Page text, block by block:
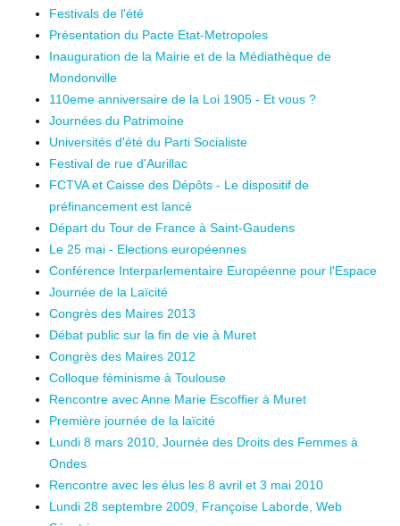
Festivals de l'été
Présentation du Pacte Etat-Metropoles
Inauguration de la Mairie et de la Médiathèque de
Mondonville
110eme anniversaire de la Loi 1905 - Et vous ?
Journées du Patrimoine
Universités d'été du Parti Socialiste
Festival de rue d'Aurillac
FCTVA et Caisse des Dépôts - Le dispositif de
préfinancement est lancé
Départ du Tour de France à Saint-Gaudens
Le 25 mai - Elections européennes
Conférence Interparlementaire Européenne pour l'Espace
Journée de la Laïcité
Congrès des Maires 2013
Débat public sur la fin de vie à Muret
Congrès des Maires 2012
Colloque féminisme à Toulouse
Rencontre avec Anne Marie Escoffier à Muret
Première journée de la laïcité
Lundi 8 mars 2010, Journée des Droits des Femmes à
Ondes
Rencontre avec les élus les 8 avril et 3 mai 2010
Lundi 28 septembre 2009, Françoise Laborde, Web